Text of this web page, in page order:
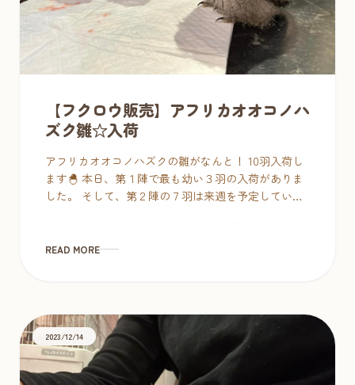
【フクロウ販売】アフリカオオコノハ
ズク雛☆入荷
アフリカオオコノハズクの雛がなんと！ 10羽入荷し
ます🐣 本日、第１陣で最も幼い３羽の入荷がありま
した。 そして、第２陣の７羽は来週を予定していま
READ MORE
2023/12/14